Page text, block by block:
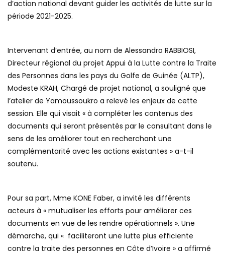
d’action national devant guider les activités de lutte sur la
période 2021-2025.
Intervenant d’entrée, au nom de Alessandro RABBIOSI,
Directeur régional du projet Appui à la Lutte contre la Traite
des Personnes dans les pays du Golfe de Guinée (ALTP),
Modeste KRAH, Chargé de projet national, a souligné que
l’atelier de Yamoussoukro a relevé les enjeux de cette
session. Elle qui visait « à compléter les contenus des
documents qui seront présentés par le consultant dans le
sens de les améliorer tout en recherchant une
complémentarité avec les actions existantes » a-t-il
soutenu.
Pour sa part, Mme KONE Faber, a invité les différents
acteurs à « mutualiser les efforts pour améliorer ces
documents en vue de les rendre opérationnels ». Une
démarche, qui « faciliteront une lutte plus efficiente
contre la traite des personnes en Côte d’Ivoire » a affirmé